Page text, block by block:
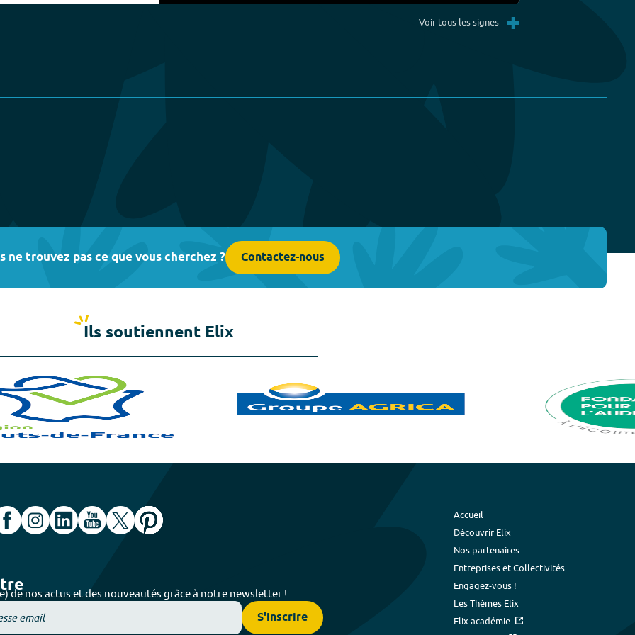
fullscreen
Voir tous les signes +
ne trouvez pas ce que vous cherchez ? Contactez-nous
Ils soutiennent Elix
de nos actus et des nouveautés grâce à notre newsletter !
S'inscrire
Accueil
Découvrir Elix
Nos partenaires
Entreprises et Collectivités
Engagez-vous !
Les Thèmes Elix
Elix académie